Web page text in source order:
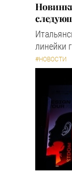
линейки
#НОВОСТИ